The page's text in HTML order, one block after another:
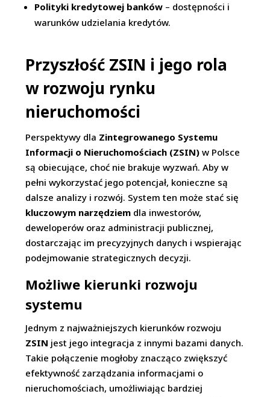
Polityki kredytowej banków – dostępności i
warunków udzielania kredytów.
Przyszłość ZSIN i jego rola
w rozwoju rynku
nieruchomości
Perspektywy dla Zintegrowanego Systemu
Informacji o Nieruchomościach (ZSIN) w Polsce
są obiecujące, choć nie brakuje wyzwań. Aby w
pełni wykorzystać jego potencjał, konieczne są
dalsze analizy i rozwój. System ten może stać się
kluczowym narzędziem dla inwestorów,
deweloperów oraz administracji publicznej,
dostarczając im precyzyjnych danych i wspierając
podejmowanie strategicznych decyzji.
Możliwe kierunki rozwoju
systemu
Jednym z najważniejszych kierunków rozwoju
ZSIN jest jego integracja z innymi bazami danych.
Takie połączenie mogłoby znacząco zwiększyć
efektywność zarządzania informacjami o
nieruchomościach, umożliwiając bardziej